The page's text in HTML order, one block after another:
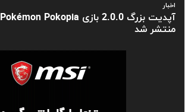
اخبار
آپدیت بزرگ 2.0.0 بازی Pokémon Pokopia
منتشر شد